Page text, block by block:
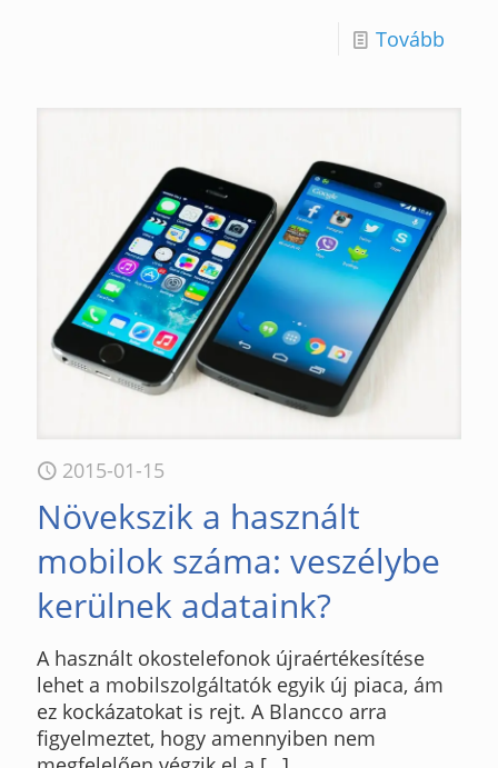
Tovább
2015-01-15
Növekszik a használt
mobilok száma: veszélybe
kerülnek adataink?
A használt okostelefonok újraértékesítése
lehet a mobilszolgáltatók egyik új piaca, ám
ez kockázatokat is rejt. A Blancco arra
figyelmeztet, hogy amennyiben nem